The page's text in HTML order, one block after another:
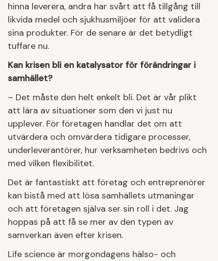
hinna leverera, andra har svårt att få tillgång till
likvida medel och sjukhusmiljöer för att validera
sina produkter. För de senare är det betydligt
tuffare nu.
Kan krisen bli en katalysator för förändringar i
samhället?
– Det måste den helt enkelt bli. Det är vår plikt
att lära av situationer som den vi just nu
upplever. För företagen handlar det om att
utvärdera och omvärdera tidigare processer,
underleverantörer, hur verksamheten bedrivs och
med vilken flexibilitet.
Det är fantastiskt att företag och entreprenörer
kan bistå med att lösa samhällets utmaningar
och att företagen själva ser sin roll i det. Jag
hoppas på att få se mer av den typen av
samverkan även efter krisen.
Life science är morgondagens hälso- och